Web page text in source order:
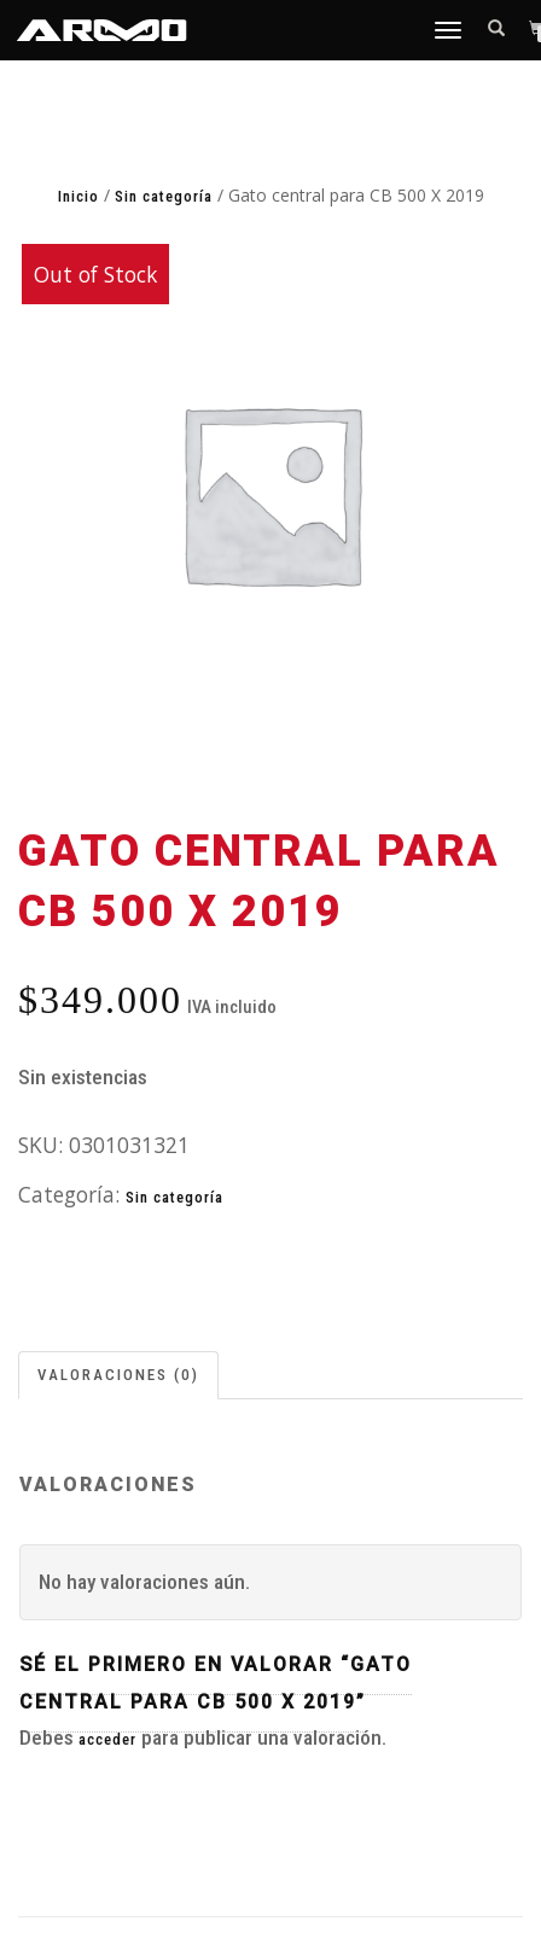
TOGGLE
Inicio / Sin categoría / Gato central para CB 500 X 2019
Out of Stock
GATO CENTRAL PARA
CB 500 X 2019
$349.000 IVA incluido
Sin existencias
SKU: 0301031321
Categoría: Sin categoría
VALORACIONES (0)
VALORACIONES
No hay valoraciones aún.
SÉ EL PRIMERO EN VALORAR “GATO
CENTRAL PARA CB 500 X 2019”
Debesaccederpara publicar una valoración.